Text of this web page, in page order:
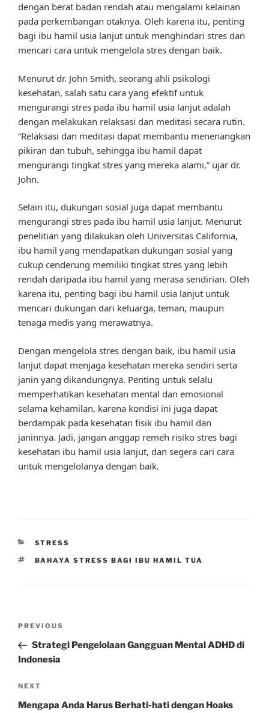
dengan berat badan rendah atau mengalami kelainan
pada perkembangan otaknya. Oleh karena itu, penting
bagi ibu hamil usia lanjut untuk menghindari stres dan
mencari cara untuk mengelola stres dengan baik.
Menurut dr. John Smith, seorang ahli psikologi
kesehatan, salah satu cara yang efektif untuk
mengurangi stres pada ibu hamil usia lanjut adalah
dengan melakukan relaksasi dan meditasi secara rutin.
“Relaksasi dan meditasi dapat membantu menenangkan
pikiran dan tubuh, sehingga ibu hamil dapat
mengurangi tingkat stres yang mereka alami,” ujar dr.
John.
Selain itu, dukungan sosial juga dapat membantu
mengurangi stres pada ibu hamil usia lanjut. Menurut
penelitian yang dilakukan oleh Universitas California,
ibu hamil yang mendapatkan dukungan sosial yang
cukup cenderung memiliki tingkat stres yang lebih
rendah daripada ibu hamil yang merasa sendirian. Oleh
karena itu, penting bagi ibu hamil usia lanjut untuk
mencari dukungan dari keluarga, teman, maupun
tenaga medis yang merawatnya.
Dengan mengelola stres dengan baik, ibu hamil usia
lanjut dapat menjaga kesehatan mereka sendiri serta
janin yang dikandungnya. Penting untuk selalu
memperhatikan kesehatan mental dan emosional
selama kehamilan, karena kondisi ini juga dapat
berdampak pada kesehatan fisik ibu hamil dan
janinnya. Jadi, jangan anggap remeh risiko stres bagi
kesehatan ibu hamil usia lanjut, dan segera cari cara
untuk mengelolanya dengan baik.
CATEGORIES
STRESS
TAGS
BAHAYA STRESS BAGI IBU HAMIL TUA
Previous
Post
PREVIOUS
Strategi Pengelolaan Gangguan Mental ADHD di
Indonesia
Next
Post
NEXT
Mengapa Anda Harus Berhati-hati dengan Hoaks